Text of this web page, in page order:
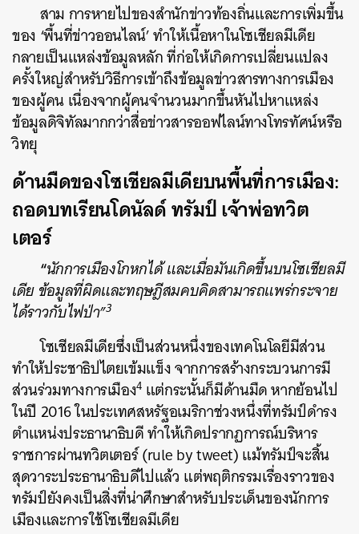
สาม การหายไปของสำนักข่าวท้องถิ่นและการเพิ่มขึ้น
ของ ‘พื้นที่ข่าวออนไลน์’ ทำให้เนื้อหาในโซเชียลมีเดีย
กลายเป็นแหล่งข้อมูลหลัก ที่ก่อให้เกิดการเปลี่ยนแปลง
ครั้งใหญ่สำหรับวิธีการเข้าถึงข้อมูลข่าวสารทางการเมือง
ของผู้คน เนื่องจากผู้คนจำนวนมากขึ้นหันไปหาแหล่ง
ข้อมูลดิจิทัลมากกว่าสื่อข่าวสารออฟไลน์ทางโทรทัศน์หรือ
วิทยุ
ด้านมืดของโซเชียลมีเดียบนพื้นที่การเมือง:
ถอดบทเรียนโดนัลด์ ทรัมป์ เจ้าพ่อทวิต
เตอร์
“นักการเมืองโกหกได้ และเมื่อมันเกิดขึ้นบนโซเชียลมี
เดีย ข้อมูลที่ผิดและทฤษฎีสมคบคิดสามารถแพร่กระจาย
ได้ราวกับไฟป่า”3
โซเชียลมีเดียซึ่งเป็นส่วนหนึ่งของเทคโนโลยีมีส่วน
ทำให้ประชาธิปไตยเข้มแข็ง จากการสร้างกระบวนการมี
ส่วนร่วมทางการเมือง4 แต่กระนั้นก็มีด้านมืด หากย้อนไป
ในปี 2016 ในประเทศสหรัฐอเมริกาช่วงหนึ่งที่ทรัมป์ดำรง
ตำแหน่งประธานาธิบดี ทำให้เกิดปรากฏการณ์บริหาร
ราชการผ่านทวิตเตอร์ (rule by tweet) แม้ทรัมป์จะสิ้น
สุดวาระประธานาธิบดีไปแล้ว แต่พฤติกรรมเรื่องราวของ
ทรัมป์ยังคงเป็นสิ่งที่น่าศึกษาสำหรับประเด็นของนักการ
เมืองและการใช้โซเชียลมีเดีย